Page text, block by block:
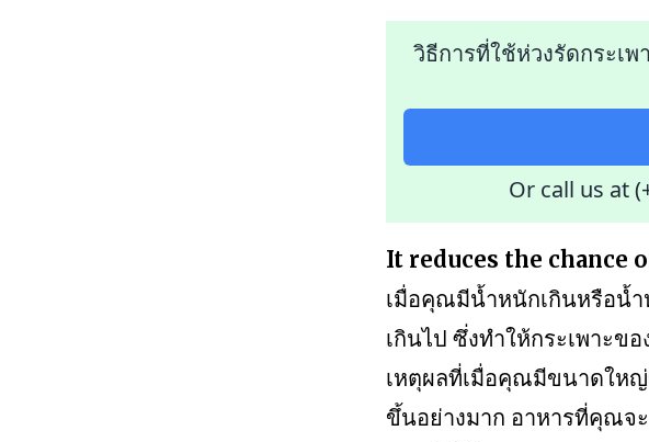
วิธีการที่ใช้ห่วงรัดกระเ
Or call us at
It reduces the chance
เมื่อคุณมีน้ำหนักเกินหรือน้
เกินไป ซึ่งทำให้กระเพาะข
เหตุผลที่เมื่อคุณมีขนาดให
ขึ้นอย่างมาก อาหารที่คุณจ